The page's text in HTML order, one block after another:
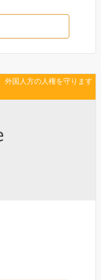
外国人方の人権を守ります